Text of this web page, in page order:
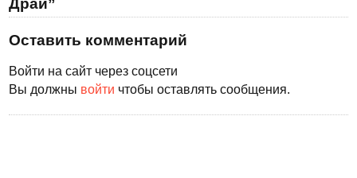
Драй”
Оставить комментарий
Войти на сайт через соцсети
Вы должны войти чтобы оставлять сообщения.